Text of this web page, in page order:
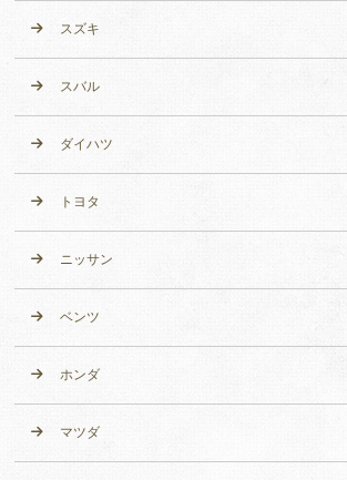
スズキ
スバル
ダイハツ
トヨタ
ニッサン
ベンツ
ホンダ
マツダ